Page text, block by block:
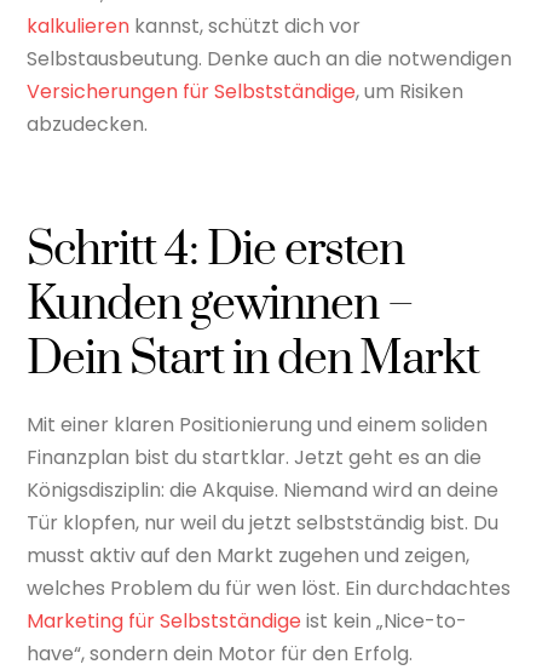
kalkulieren kannst, schützt dich vor
Selbstausbeutung. Denke auch an die notwendigen
Versicherungen für Selbstständige, um Risiken
abzudecken.
Schritt 4: Die ersten
Kunden gewinnen –
Dein Start in den Markt
Mit einer klaren Positionierung und einem soliden
Finanzplan bist du startklar. Jetzt geht es an die
Königsdisziplin: die Akquise. Niemand wird an deine
Tür klopfen, nur weil du jetzt selbstständig bist. Du
musst aktiv auf den Markt zugehen und zeigen,
welches Problem du für wen löst. Ein durchdachtes
Marketing für Selbstständige ist kein „Nice-to-
have“, sondern dein Motor für den Erfolg.